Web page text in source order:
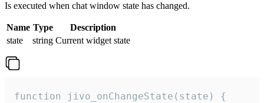
Is executed when chat window state has changed.
Name Type
Description
state
string Current widget state
function jivo_onChangeState(state) {